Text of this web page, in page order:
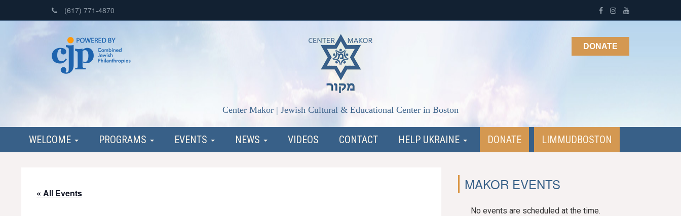
(617) 771-4870
Center Makor | Jewish Cultural & Educational Center in Boston
DONATE
WELCOME PROGRAMS EVENTS NEWS VIDEOS CONTACT HELP UKRAINE DONATE LIMMUDBOSTON
« All Events
MAKOR EVENTS
No events are scheduled at the time.